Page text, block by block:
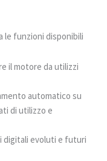
le funzioni disponibili
il motore da utilizzi
automatico su
di utilizzo e
digitali evoluti e futuri